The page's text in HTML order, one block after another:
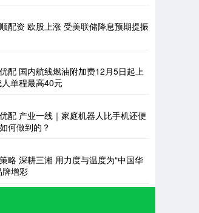
配资 欧股上涨 受美联储降息预期提振
配 国内航线燃油附加费12月5日起上
单程最高40元
配 产业一线｜家庭机器人比手机还便
何做到的？
略 深耕三湘 用力度与温度为“中国华
牌增彩